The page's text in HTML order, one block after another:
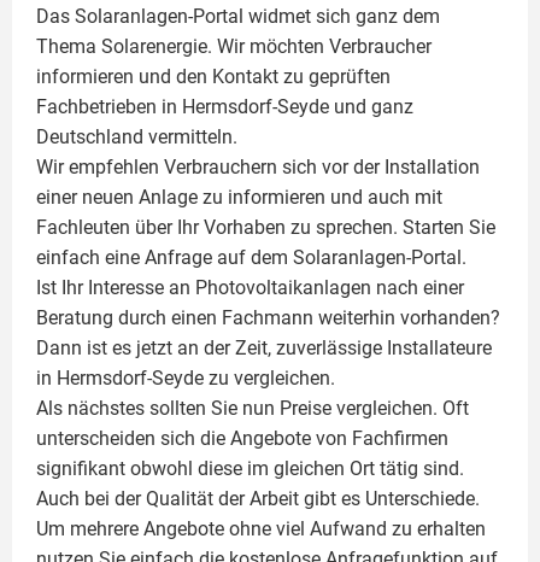
Das Solaranlagen-Portal widmet sich ganz dem
Thema Solarenergie. Wir möchten Verbraucher
informieren und den Kontakt zu geprüften
Fachbetrieben in Hermsdorf-Seyde und ganz
Deutschland vermitteln.
Wir empfehlen Verbrauchern sich vor der Installation
einer neuen Anlage zu informieren und auch mit
Fachleuten über Ihr Vorhaben zu sprechen. Starten Sie
einfach eine Anfrage auf dem Solaranlagen-Portal.
Ist Ihr Interesse an Photovoltaikanlagen nach einer
Beratung durch einen Fachmann weiterhin vorhanden?
Dann ist es jetzt an der Zeit, zuverlässige Installateure
in Hermsdorf-Seyde zu vergleichen.
Als nächstes sollten Sie nun Preise vergleichen. Oft
unterscheiden sich die Angebote von Fachfirmen
signifikant obwohl diese im gleichen Ort tätig sind.
Auch bei der Qualität der Arbeit gibt es Unterschiede.
Um mehrere Angebote ohne viel Aufwand zu erhalten